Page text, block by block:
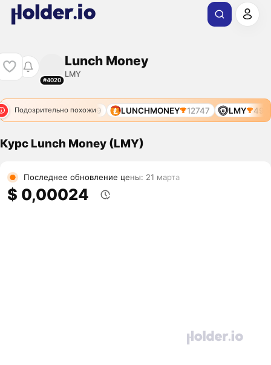
#4020
Lunch Money
LMY
Подозрительно похожи
LMY 4939 LUNCHMONEY 12747 LMY 4939
Курс Lunch Money (LMY)
Последнее обновление цены: 21 марта
$ 0,00024